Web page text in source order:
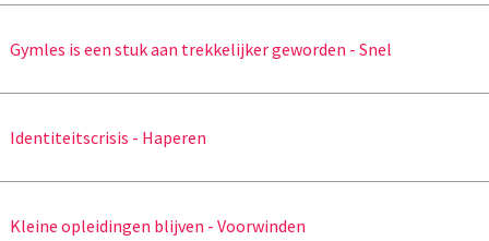
Gymles is een stuk aan trekkelijker geworden - Snel
Identiteitscrisis - Haperen
Kleine opleidingen blijven - Voorwinden